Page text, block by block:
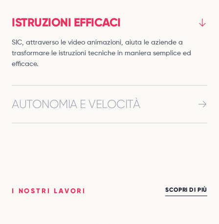
ISTRUZIONI EFFICACI
SIC, attraverso le video animazioni, aiuta le aziende a
trasformare le istruzioni tecniche in maniera semplice ed
efficace.
AUTONOMIA E VELOCITÀ
La capacità interpretativa delle istruzioni tecniche, in
I NOSTRI LAVORI SCOPRI DI PIÙ